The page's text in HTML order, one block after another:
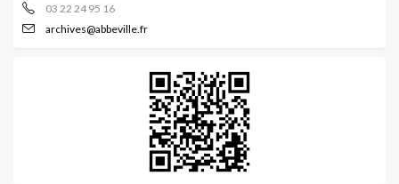
03 22 24 95 16
archives@abbeville.fr